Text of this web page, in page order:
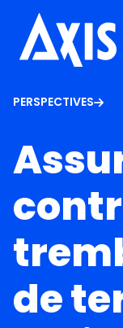
PERSPECTIVES
de